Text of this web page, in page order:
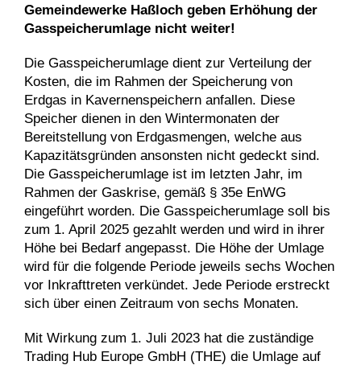
Gemeindewerke Haßloch geben Erhöhung der
Gasspeicherumlage nicht weiter!
Die Gasspeicherumlage dient zur Verteilung der
Kosten, die im Rahmen der Speicherung von
Erdgas in Kavernenspeichern anfallen. Diese
Speicher dienen in den Wintermonaten der
Bereitstellung von Erdgasmengen, welche aus
Kapazitätsgründen ansonsten nicht gedeckt sind.
Die Gasspeicherumlage ist im letzten Jahr, im
Rahmen der Gaskrise, gemäß § 35e EnWG
eingeführt worden. Die Gasspeicherumlage soll bis
zum 1. April 2025 gezahlt werden und wird in ihrer
Höhe bei Bedarf angepasst. Die Höhe der Umlage
wird für die folgende Periode jeweils sechs Wochen
vor Inkrafttreten verkündet. Jede Periode erstreckt
sich über einen Zeitraum von sechs Monaten.
Mit Wirkung zum 1. Juli 2023 hat die zuständige
Trading Hub Europe GmbH (THE) die Umlage auf